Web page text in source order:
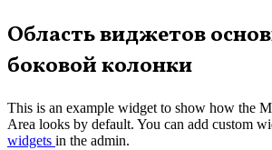
Перейти
к
содержимому
Область виджетов
боковой колонки
This is an example widget to show how the
Area looks by default. You can add custom
widgets in the admin.